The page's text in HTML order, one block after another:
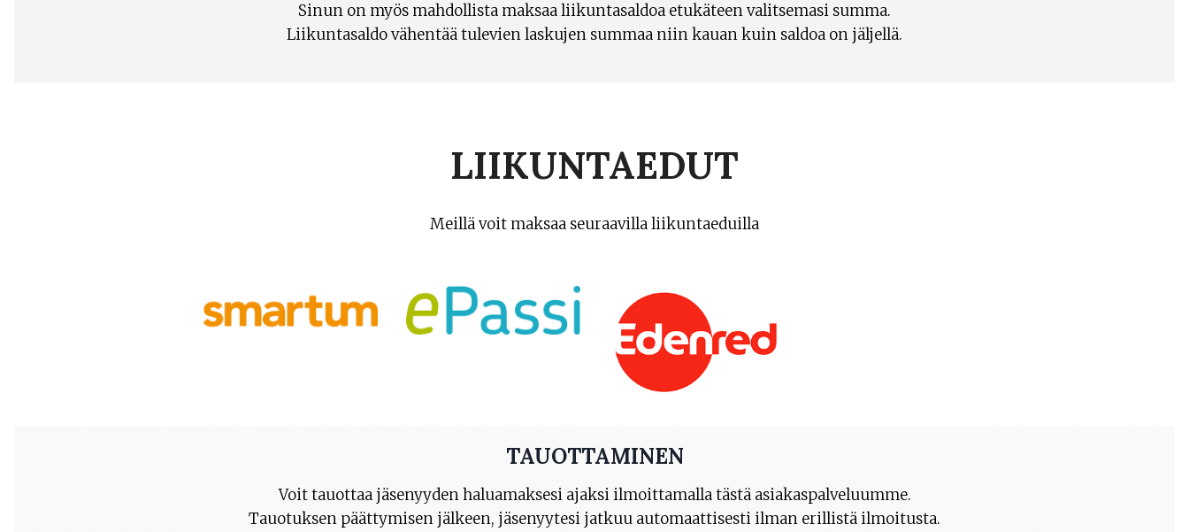
Sinun on myös mahdollista maksaa liikuntasaldoa etukäteen valitsemasi summa.
Liikuntasaldo vähentää tulevien laskujen summaa niin kauan kuin saldoa on jäljellä.
LIIKUNTAEDUT
Meillä voit maksaa seuraavilla liikuntaeduilla
TAUOTTAMINEN
Voit tauottaa jäsenyyden haluamaksesi ajaksi ilmoittamalla tästä asiakaspalveluumme.
Tauotuksen päättymisen jälkeen, jäsenyytesi jatkuu automaattisesti ilman erillistä ilmoitusta.